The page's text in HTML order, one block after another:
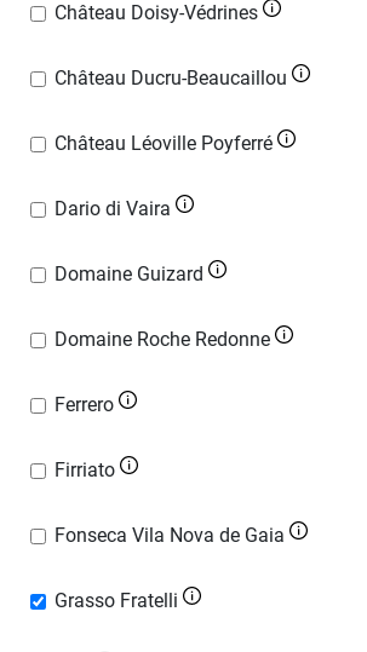
Château Doisy-Védrines
Château Ducru-Beaucaillou
Château Léoville Poyferré
Dario di Vaira
Domaine Guizard
Domaine Roche Redonne
Ferrero
Firriato
Fonseca Vila Nova de Gaia
Grasso Fratelli